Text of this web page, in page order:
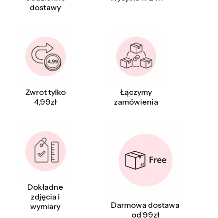
dostawy
Zwrot tylko
4,99zł
Łączymy
zamówienia
Dokładne
zdjęcia i
wymiary
Darmowa dostawa
od 99zł